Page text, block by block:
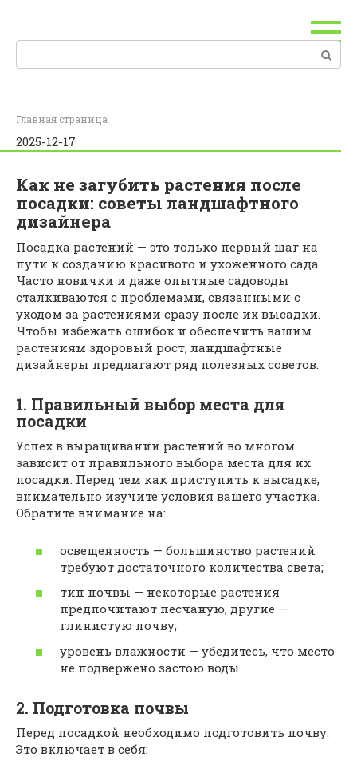
контенту
Поиск:
Главная страница
2025-12-17
Как не загубить растения после
посадки: советы ландшафтного
дизайнера
Посадка растений — это только первый шаг на
пути к созданию красивого и ухоженного сада.
Часто новички и даже опытные садоводы
сталкиваются с проблемами, связанными с
уходом за растениями сразу после их высадки.
Чтобы избежать ошибок и обеспечить вашим
растениям здоровый рост, ландшафтные
дизайнеры предлагают ряд полезных советов.
1. Правильный выбор места для
посадки
Успех в выращивании растений во многом
зависит от правильного выбора места для их
посадки. Перед тем как приступить к высадке,
внимательно изучите условия вашего участка.
Обратите внимание на:
освещенность — большинство растений
требуют достаточного количества света;
тип почвы — некоторые растения
предпочитают песчаную, другие —
глинистую почву;
уровень влажности — убедитесь, что место
не подвержено застою воды.
2. Подготовка почвы
Перед посадкой необходимо подготовить почву.
Это включает в себя: